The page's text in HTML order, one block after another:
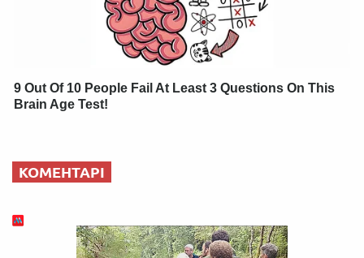
9 Out Of 10 People Fail At Least 3 Questions On This
Brain Age Test!
КОМЕНТАРІ